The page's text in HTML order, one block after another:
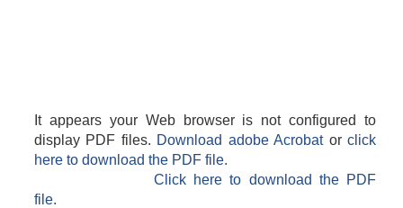
It appears your Web browser is not configured to
display PDF files. Download adobe Acrobat orclick
here to download the PDF file.
Click here to download the PDF
file.